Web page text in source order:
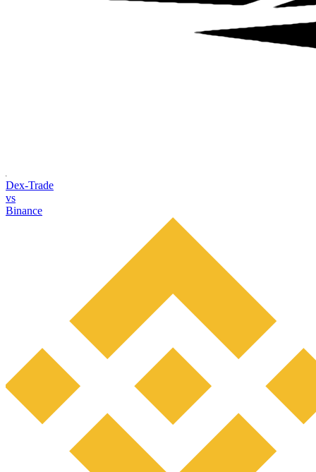
Dex-Trade
vs
Binance